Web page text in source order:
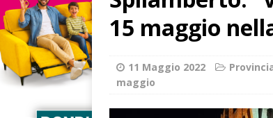
15 maggio
11 Maggio 2022
maggio